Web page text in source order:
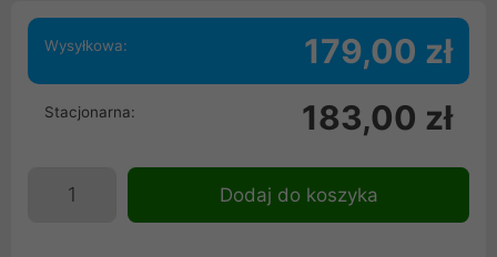
Wysyłkowa: 179,00 zł
Stacjonarna: 183,00 zł
Dodaj do koszyka